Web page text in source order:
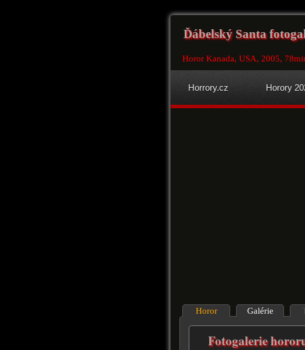
Ďábelský Santa
Horor Kanada, USA, 2005,
Horrory.cz Horory
Horor Galérie
Fotogalerie